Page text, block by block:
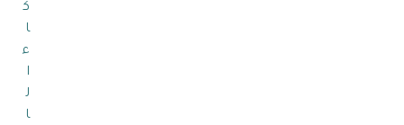
ك
ا
ء
ا
ل
ا